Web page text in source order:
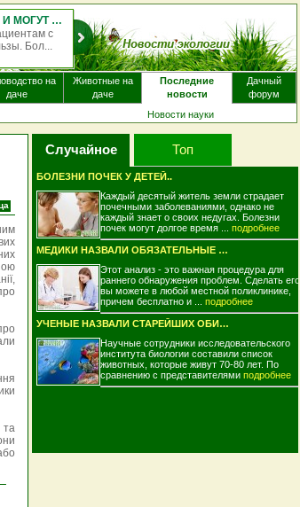
Однократная доза псилоцибина —
некоторых видах галлюциногенных
мо...
на
даче
Животные на
даче
Последние
новости
Дачный
форум
Новости науки
та
Случайное Топ
БОЛЕЗНИ ПОЧЕК У ДЕТЕЙ..
Каждый десятый житель земли страдает
почечными заболеваниями, однако не
каждый знает о своих недугах. Болезни
почек могут долгое время ...
подробнее
МЕДИКИ НАЗВАЛИ ОБЯЗАТЕЛЬНЫЕ ЕЖЕГОДНЫЕ ОБ..
Этот анализ - это важная процедура для
раннего обнаружения проблем. Сделать его
вы можете в любой местной поликлинике,
причем бесплатно и ...
подробнее
УЧЕНЫЕ НАЗВАЛИ СТАРЕЙШИХ ОБИТАТЕЛЕЙ ЗЕМЛ..
Научные сотрудники исследовательского
института биологии составили список
животных, которые живут 70-80 лет. По
сравнению с представителями подробнее